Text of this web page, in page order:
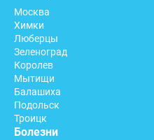
Москва
Химки
Люберцы
Зеленоград
Королев
Мытищи
Балашиха
Подольск
Троицк
Болезни